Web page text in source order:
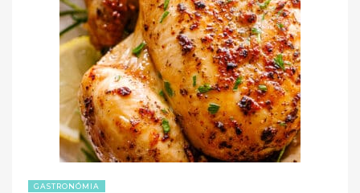
GASTRONÓMIA